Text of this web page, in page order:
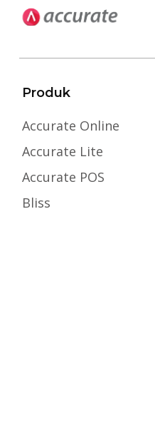
Produk
Accurate Online
Accurate Lite
Accurate POS
Bliss